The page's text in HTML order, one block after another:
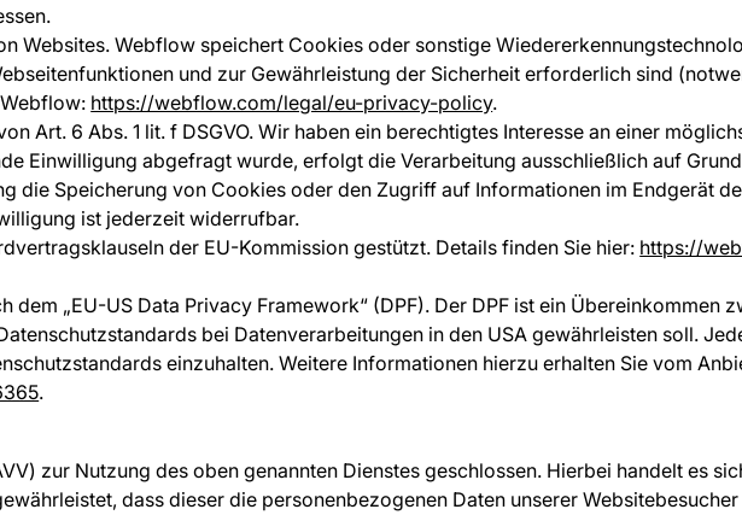
Websites. Webflow speichert Cookies oder sonstige
und zur Gewährleistung der Sicherheit erforderlich sind
https://webflow.com/legal/eu-privacy-policy.
Art. 6 Abs. 1 lit. f DSGVO. Wir haben ein berechtigtes Interesse an einer
Einwilligung abgefragt wurde, erfolgt die Verarbeitung ausschließlich auf
die Speicherung von Cookies oder den Zugriff auf Informationen im Endgerät
ist jederzeit widerrufbar.
der EU-Kommission gestützt. Details finden Sie hier: https://
„EU-US Data Privacy Framework“ (DPF). Der DPF ist ein Übereinkommen
bei Datenverarbeitungen in den USA gewährleisten soll.
einzuhalten. Weitere Informationen hierzu erhalten Sie vom
.
zur Nutzung des oben genannten Dienstes geschlossen. Hierbei handelt es
dass dieser die personenbezogenen Daten unserer